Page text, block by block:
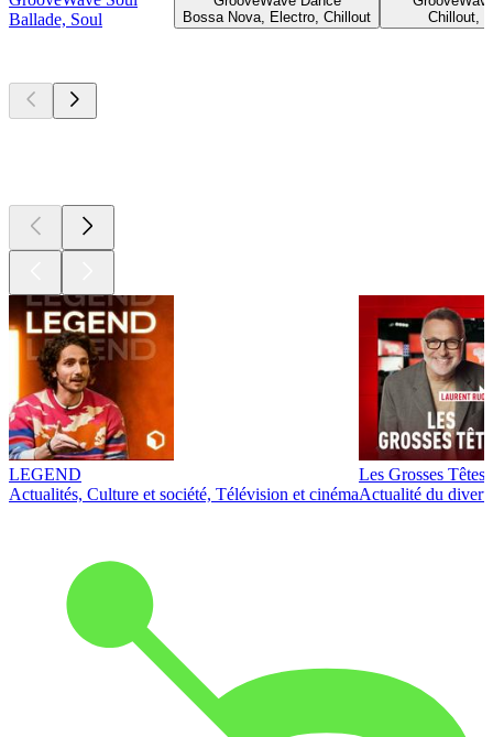
Ballade, Soul
Bossa Nova, Electro, Chillout
Chillout,
LEGEND
Actualités, Culture et société, Télévision et cinéma
Les Grosses Têtes
Actualité du